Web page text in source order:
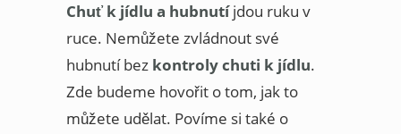
Chuť k jídlu a hubnutíjdou ruku v
ruce. Nemůžete zvládnout své
hubnutí bez kontroly chuti k jídlu.
Zde budeme hovořit o tom, jak to
můžete udělat. Povíme si také o